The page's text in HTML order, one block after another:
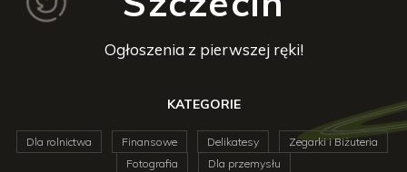
Ogłoszenia z pierwszej ręki!
KATEGORIE
Dla rolnictwa Finansowe Delikatesy
Zegarki i Biżuteria
Fotografia
Dla przemysłu